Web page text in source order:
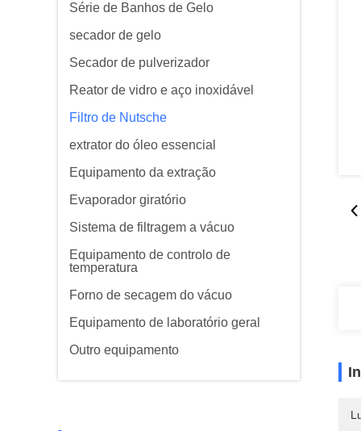
Série de Banhos de Gelo
secador de gelo
Secador de pulverizador
Reator de vidro e aço inoxidável
Filtro de Nutsche
extrator do óleo essencial
Equipamento da extração
Evaporador giratório
Sistema de filtragem a vácuo
Equipamento de controlo de
temperatura
Forno de secagem do vácuo
Equipamento de laboratório geral
Outro equipamento